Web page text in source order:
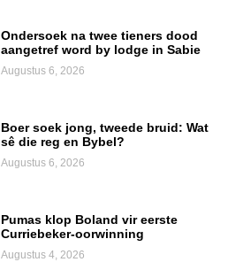
Ondersoek na twee tieners dood
aangetref word by lodge in Sabie
Augustus 6, 2026
Boer soek jong, tweede bruid: Wat
sê die reg en Bybel?
Augustus 6, 2026
Pumas klop Boland vir eerste
Curriebeker-oorwinning
Augustus 4, 2026